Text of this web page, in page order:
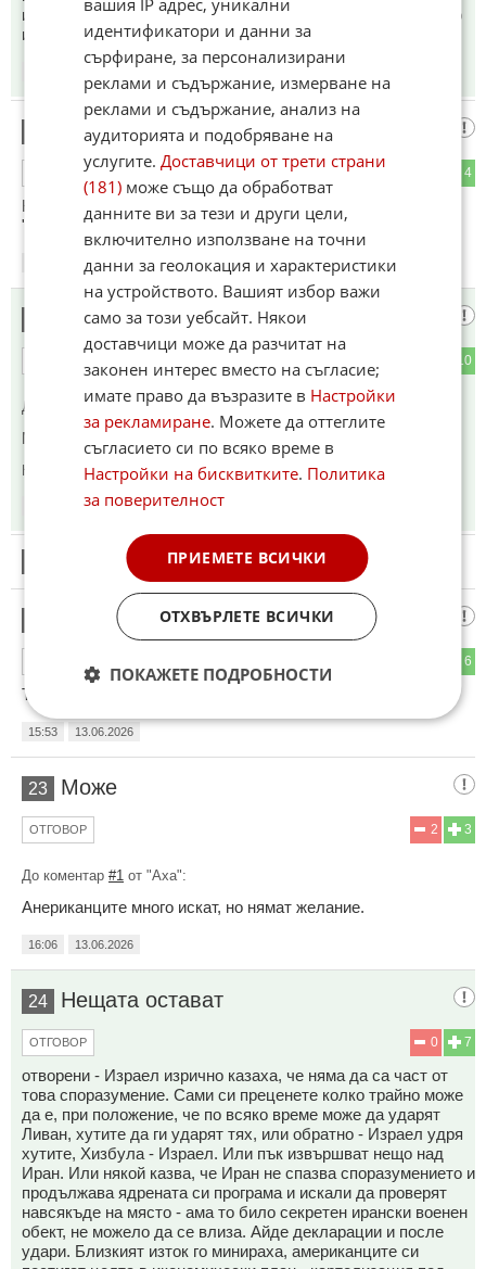
искаме спокойстви и мир, за да си гледаме бизнеса! Който
иска глад и студ, да хподи на война!
13.06.2026
Путин
4
ОТГОВОР
Копейките ба в н0 ра3 виващи са пушечно месце за моята
"армия".
13.06.2026
Путин
10
До коментар#15 от "Българин":
Май ка ти я удрят ден и нощ на магистралата
Коментиран от#29
13.06.2026
Този коментар е премахнат от модератор.
6
Това виц ли е
15:53 13.06.2026
23 Може
3
2
ОТГОВОР
До коментар #1 от "Аха":
Анериканците много искат, но нямат желание.
16:06 13.06.2026
24 Нещата остават
7
0
ОТГОВОР
отворени - Израел изрично казаха, че няма да са част от
това споразумение. Сами си преценете колко трайно може
да е, при положение, че по всяко време може да ударят
Ливан, хутите да ги ударят тях, или обратно - Израел удря
хутите, Хизбула - Израел. Или пък извършват нещо над
Иран. Или някой казва, че Иран не спазва споразумението и
продължава ядрената си програма и искали да проверят
навсякъде на място - ама то било секретен ирански военен
обект, не можело да се влиза. Айде декларации и после
удари. Близкият изток го минираха, американците си
идентификатори и данни за
сърфиране, за персонализирани
реклами и съдържание, измерване на
реклами и съдържание, анализ на
аудиторията и подобряване на
услугите.Доставчици от трети страни
(181) може също да обработват
данните ви за тези и други цели,
включително използване на точни
данни за геолокация и характеристики
на устройството. Вашият избор важи
само за този уебсайт. Някои
доставчици може да разчитат на
законен интерес вместо на съгласие;
имате право да възразите в Настройки
за рекламиране. Можете да оттеглите
съгласието си по всяко време в
Настройки на бисквитките. Политика
за поверителност
ПРИЕМЕТЕ ВСИЧКИ
ОТХВЪРЛЕТЕ ВСИЧКИ
ПОКАЖЕТЕ ПОДРОБНОСТИ